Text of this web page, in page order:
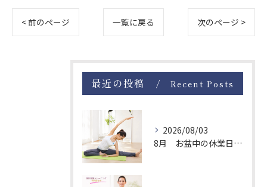
< 前のページ 一覧に戻る 次のページ >
最近の投稿 Recent Posts
2026/08/03
8月 お盆中の休業日について